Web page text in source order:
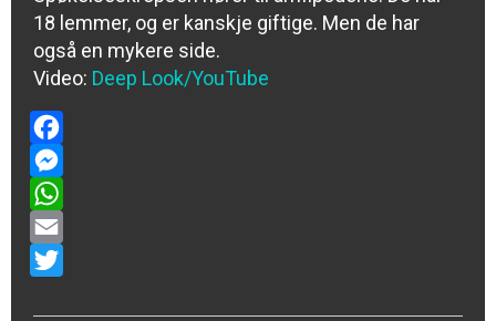
18 lemmer, og er kanskje giftige. Men de har
også en mykere side.
Video: Deep Look/YouTube
Facebook
Messenger
WhatsApp
Email